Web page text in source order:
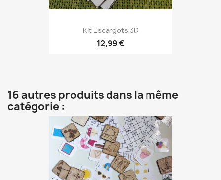
Kit Escargots 3D
12,99 €
16 autres produits dans la même
catégorie :